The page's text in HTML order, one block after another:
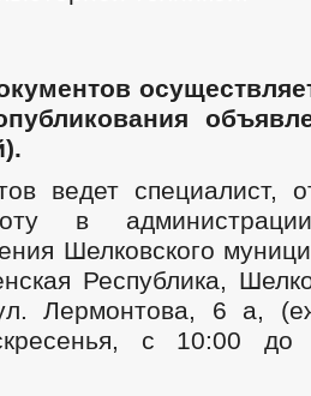
ведет специалист,
в
Шелковского
Республика,
Лермонтова, 6 а,
с 10:00